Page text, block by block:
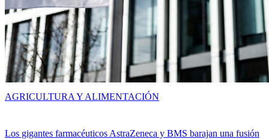
Los gigantes farmacéuticos AstraZeneca y BMS barajan una fusión
AGRICULTURA Y ALIMENTACIÓN